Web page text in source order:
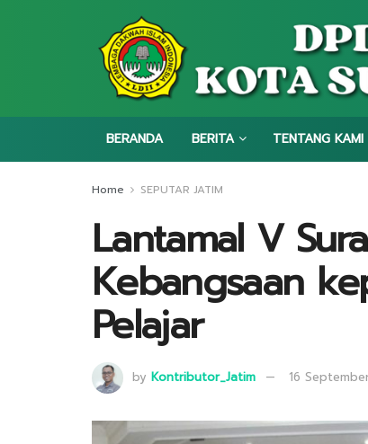
BERANDA BERITA TENTANG KAMI
Home SEPUTAR JATIM
Lantamal V
Kebangsaan
Pelajar
by Kontributor_Jatim 16